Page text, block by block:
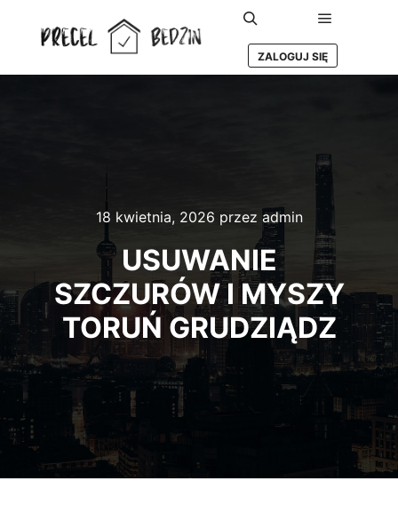
Szukaj Główne
ZALOGUJ SIĘ
18 kwietnia, 2026 przez admin
USUWANIE
SZCZURÓW I MYSZY
TORUŃ GRUDZIĄDZ